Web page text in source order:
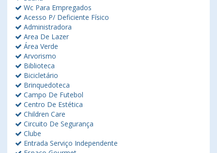
Wc Para Empregados
Acesso P/ Deficiente Físico
Administradora
Area De Lazer
Área Verde
Arvorismo
Biblioteca
Bicicletário
Brinquedoteca
Campo De Futebol
Centro De Estética
Children Care
Circuito De Segurança
Clube
Entrada Serviço Independente